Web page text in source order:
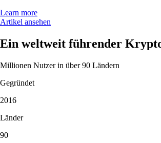
Learn more
Artikel ansehen
Ein weltweit führender
Millionen Nutzer in über 90 Ländern
Gegründet
2016
Länder
90